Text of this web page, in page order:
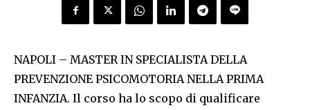
NAPOLI – MASTER IN SPECIALISTA DELLA
PREVENZIONE PSICOMOTORIA NELLA PRIMA
INFANZIA. Il corso ha lo scopo di qualificare